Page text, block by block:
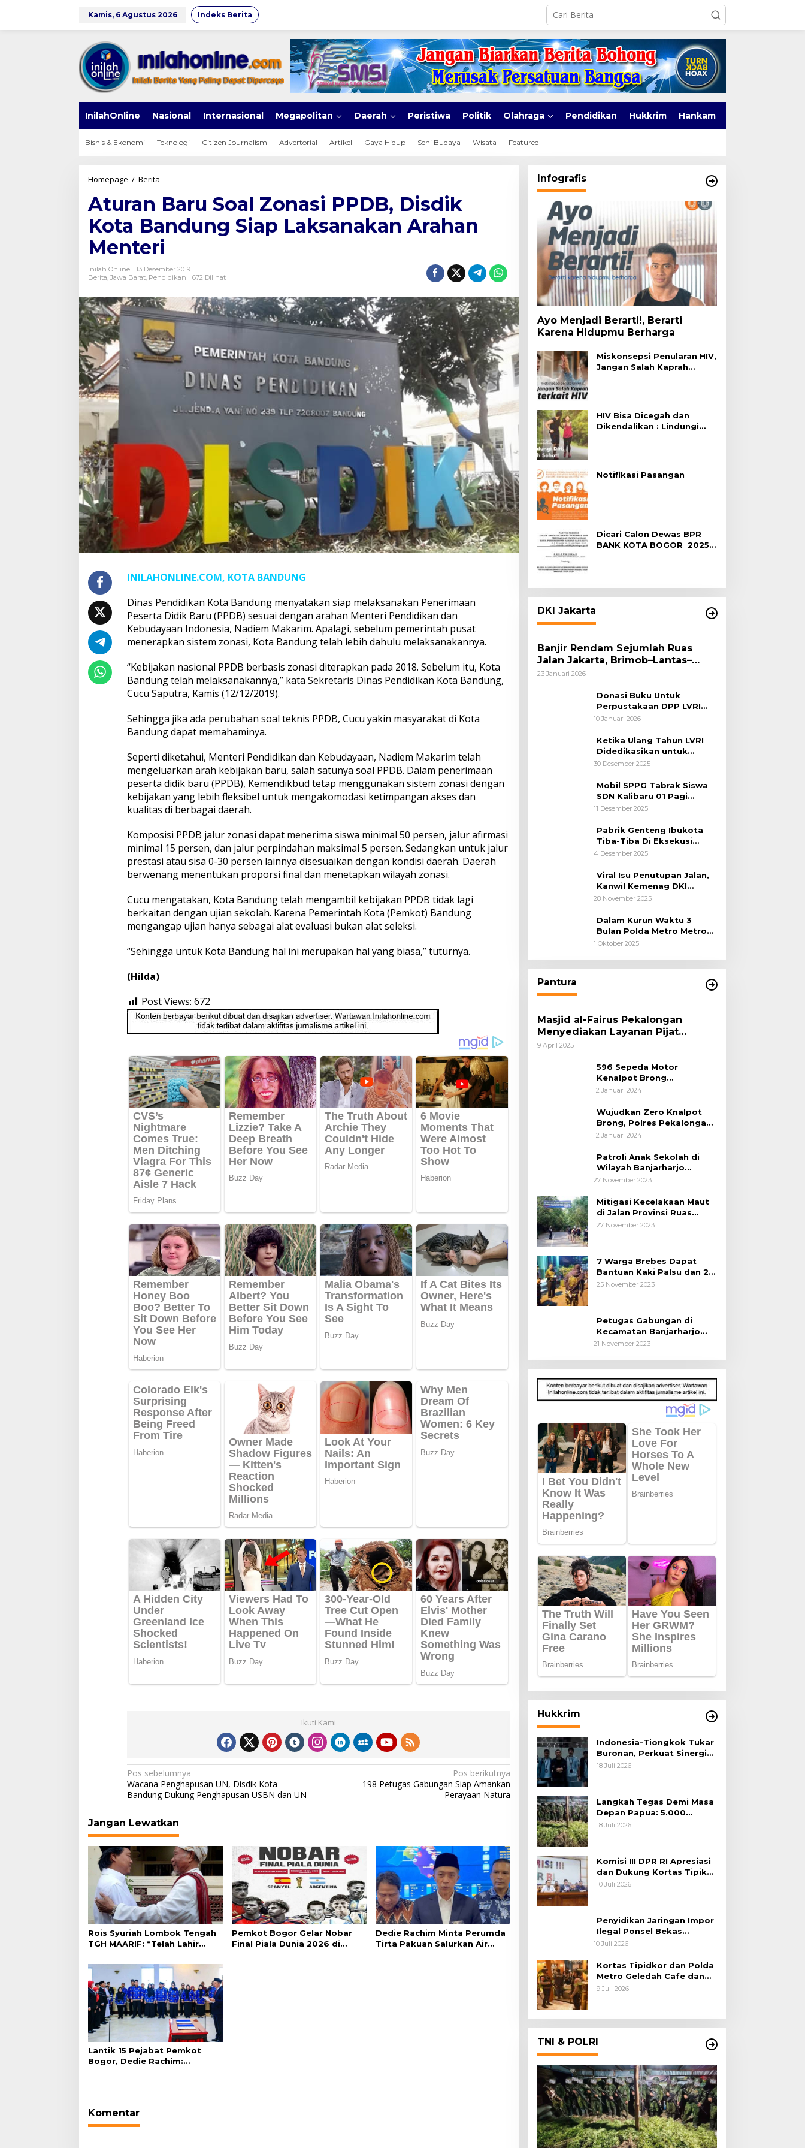
Kamis, 6 Agustus 2026 Indeks Berita
InilahOnline Nasional Internasional Megapolitan Daerah Peristiwa Politik Olahraga Pendidikan Hukkrim Hankam
Bisnis & Ekonomi Teknologi Citizen Journalism Advertorial Artikel Gaya Hidup Seni Budaya Wisata Featured
Homepage / Berita
Soal
Zonasi
PPDB,
Disdik
Kota
Bandung
Siap
Laksanakan
Menteri
Aturan Baru Soal Zonasi PPDB, Disdik
Kota Bandung Siap Laksanakan Arahan
Menteri
Inilah Online
13 Desember 2019
Berita, Jawa Barat, Pendidikan 672 Dilihat
INILAHONLINE.COM, KOTA BANDUNG
Dinas Pendidikan Kota Bandung menyatakan siap melaksanakan Penerimaan
Peserta Didik Baru (PPDB) sesuai dengan arahan Menteri Pendidikan dan
Kebudayaan Indonesia, Nadiem Makarim. Apalagi, sebelum pemerintah pusat
menerapkan sistem zonasi, Kota Bandung telah lebih dahulu melaksanakannya.
“Kebijakan nasional PPDB berbasis zonasi diterapkan pada 2018. Sebelum itu, Kota
Bandung telah melaksanakannya,” kata Sekretaris Dinas Pendidikan Kota Bandung,
Cucu Saputra, Kamis (12/12/2019).
Sehingga jika ada perubahan soal teknis PPDB, Cucu yakin masyarakat di Kota
Bandung dapat memahaminya.
Seperti diketahui, Menteri Pendidikan dan Kebudayaan, Nadiem Makarim telah
mengeluarkan arah kebijakan baru, salah satunya soal PPDB. Dalam penerimaan
peserta didik baru (PPDB), Kemendikbud tetap menggunakan sistem zonasi dengan
kebijakan yang lebih fleksibel untuk mengakomodasi ketimpangan akses dan
kualitas di berbagai daerah.
Komposisi PPDB jalur zonasi dapat menerima siswa minimal 50 persen, jalur afirmasi
minimal 15 persen, dan jalur perpindahan maksimal 5 persen. Sedangkan untuk jalur
prestasi atau sisa 0-30 persen lainnya disesuaikan dengan kondisi daerah. Daerah
berwenang menentukan proporsi final dan menetapkan wilayah zonasi.
Cucu mengatakan, Kota Bandung telah mengambil kebijakan PPDB tidak lagi
berkaitan dengan ujian sekolah. Karena Pemerintah Kota (Pemkot) Bandung
mengangap ujian hanya sebagai alat evaluasi bukan alat seleksi.
“Sehingga untuk Kota Bandung hal ini merupakan hal yang biasa,” tuturnya.
(Hilda)
Post Views: 672
Ikuti Kami
Navigasi
pos
Pos sebelumnya
Wacana Penghapusan UN, Disdik Kota
Bandung Dukung Penghapusan USBN dan UN
Pos berikutnya
198 Petugas Gabungan Siap Amankan
Perayaan Natura
Jangan Lewatkan
Rois Syuriah Lombok Tengah
TGH MAARIF: “Telah Lahir
Pemkot Bogor Gelar Nobar
Final Piala Dunia 2026 di
Dedie Rachim Minta Perumda
Tirta Pakuan Salurkan Air
Lantik 15 Pejabat Pemkot
Bogor, Dedie Rachim:
Komentar
Infografis
Ayo Menjadi Berarti!, Berarti
Karena Hidupmu Berharga
Miskonsepsi Penularan HIV,
Jangan Salah Kaprah
HIV Bisa Dicegah dan
Dikendalikan : Lindungi
Notifikasi Pasangan
Dicari Calon Dewas BPR
BANK KOTA BOGOR 2025-
DKI Jakarta
Banjir Rendam Sejumlah Ruas
Jalan Jakarta, Brimob–Lantas–
Polair PMJ Bergerak Cepat, Polri
23 Januari 2026
Donasi Buku Untuk
Perpustakaan DPP LVRI
Terus Mengalir
10 Januari 2026
Ketika Ulang Tahun LVRI
Didedikasikan untuk
Kemanusiaan
30 Desember 2025
Mobil SPPG Tabrak Siswa
SDN Kalibaru 01 Pagi
Cilincing Jakarta Utara
11 Desember 2025
Pabrik Genteng Ibukota
Tiba-Tiba Di Eksekusi
Jurusita Pengadilan Negeri
Hukum Sejak Awal
4 Desember 2025
Viral Isu Penutupan Jalan,
Kanwil Kemenag DKI
Jakarta Luruskan Fakta
28 November 2025
Dalam Kurun Waktu 3
Bulan Polda Metro Metro
Ungkap 1,14 Ton Narkoba
1 Oktober 2025
Pantura
Masjid al-Fairus Pekalongan
Menyediakan Layanan Pijat
hingga Potong Rambut Gratis bagi
9 April 2025
596 Sepeda Motor
Kenalpot Brong
Diamankan Polres
12 Januari 2024
Wujudkan Zero Knalpot
Brong, Polres Pekalongan
Kota Berikan Edukasi
12 Januari 2024
Patroli Anak Sekolah di
Wilayah Banjarharjo
Brebes
27 November 2023
Mitigasi Kecelakaan Maut
di Jalan Provinsi Ruas
Banjarharjo-Salem
27 November 2023
7 Warga Brebes Dapat
Bantuan Kaki Palsu dan 2
Operasi Bibir Sumbing
25 November 2023
Petugas Gabungan di
Kecamatan Banjarharjo
Patroli Anak Sekolah
21 November 2023
Hukkrim
Indonesia-Tiongkok Tukar
Buronan, Perkuat Sinergi
Penegakan Hukum Lintas
18 Juli 2026
Langkah Tegas Demi Masa
Depan Papua: 5.000
Batang Ganja Berhasil
18 Juli 2026
Komisi III DPR RI Apresiasi
dan Dukung Kortas Tipikor
Polri Usut Dugaan Korupsi
10 Juli 2026
Penyidikan Jaringan Impor
Ilegal Ponsel Bekas
Rampung, Tiga Tersangka
10 Juli 2026
Kortas Tipidkor dan Polda
Metro Geledah Cafe dan
Money Changer
9 Juli 2026
TNI & POLRI